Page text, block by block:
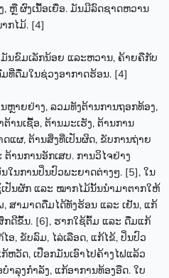
, ຫຼື ຜົງເນື້ອເຍື່ອ. ມັນມີລົດຊາດຫວານ
ກໄມ້. [4]
ນຂົມເລັກນ້ອຍ ແລະຫວານ, ຄ້າຍຄືກັບ
ທີ່ດື່ມໃນຊ່ວງອາກາດຮ້ອນ. [4]
າຍຢ່າງ, ລວມທັງຕ້ານການຖອກທ້ອງ,
ານເຊື້ອ, ຕ້ານມະເຮັງ, ຕ້ານການ
ແຜ, ຕ້ານສິ່ງທີ່ເປັນຜິດ, ຂັບການຖ່າຍ
ານການອັກເສບ. ການວິໄຈຢ່າງ
ໃນການປິ່ນປົວພະຍາດຕ່າງໆ. [5], ໃນ
ປັນຜັກ ແລະ ໝາກໄມ້ນັ້ນນຳມາຕາກໃຫ້
ສາມາດດື່ມໄດ້ທັງຮ້ອນ ແລະ ເຢັນ, ແກ້
ດີຂຶ້ນ. [6], ຮາກໃຊ້ຕົ້ມ ແລະ ດື່ມແກ້
ອ, ຂັບລົມ, ໄລ່ເລືອດ, ແກ້ໄຂ້, ປິ່ນປົວ
ວັດ, ເປືອກມັນເອົາໄປຄ້າງໄຟແລ້ວ
ລຸງກຳລັງ, ແກ້ອາການທ້ອງອືດ. ໃບ